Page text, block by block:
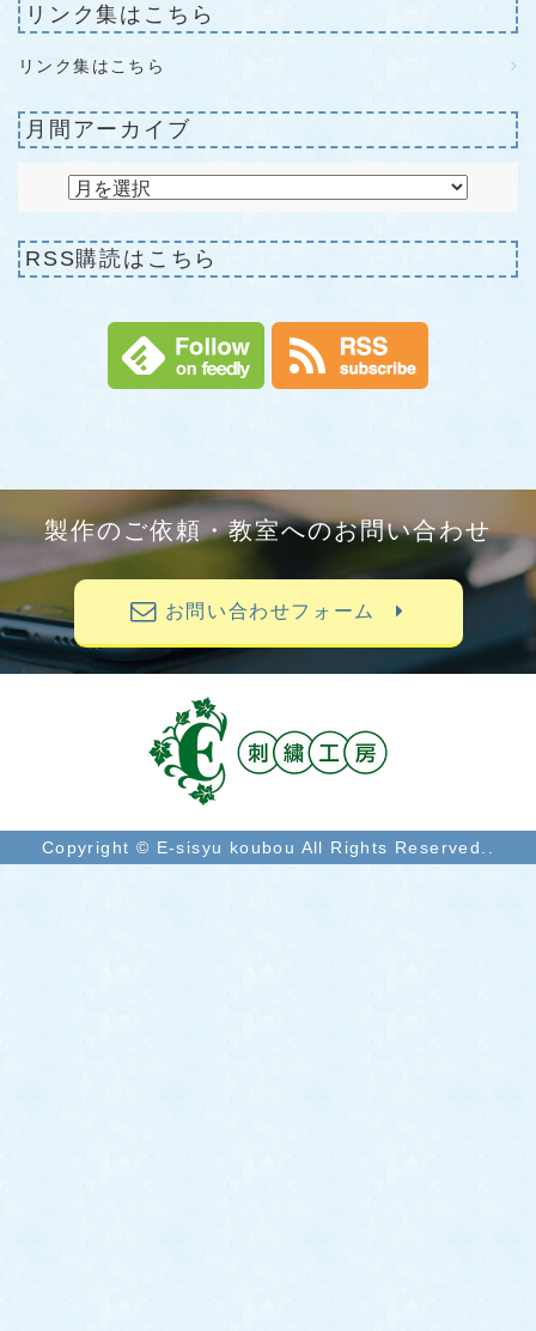
リンク集はこちら
リンク集はこちら
月間アーカイブ
RSS購読はこちら
製作のご依頼・教室へのお問い合わせ
お問い合わせフォーム
Copyright © E-sisyu koubou All Rights Reserved..